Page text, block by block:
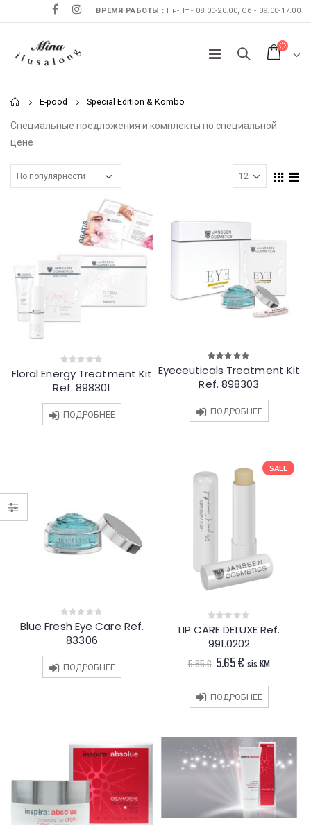
ВРЕМЯ РАБОТЫ : Пн-Пт - 08.00-20.00, Сб - 09.00-17.00
Home
E-pood Special Edition & Kombo
Специальные предложения и комплекты по специальной
цене
0
out
of
Floral Energy Treatment Kit
Ref. 898301
ПОДРОБНЕЕ
5.00 out
of 5
Eyeceuticals Treatment Kit
Ref. 898303
ПОДРОБНЕЕ
0
out
of
Blue Fresh Eye Care Ref.
83306
ПОДРОБНЕЕ
SALE
0
out
of
LIP CARE DELUXE Ref.
991.0202
5.95€ Первоначальная
цена
составляла
5.95 €.
5.65€ Текущая
цена:
5.65 €.
sis.KM
ПОДРОБНЕЕ